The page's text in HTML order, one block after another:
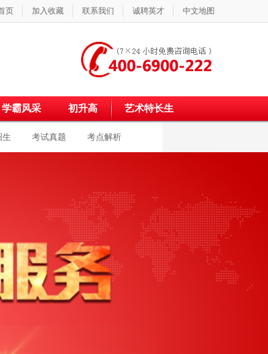
页 加入收藏 联系我们 诚聘英才 中文地图
学霸风采 初升高 艺术特长生
生 考试真题 考点解析